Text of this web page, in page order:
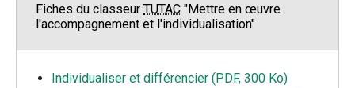
Fiches du classeur TUTAC "Mettre en œuvre
l'accompagnement et l'individualisation"
Individualiser et différencier (PDF, 300 Ko)